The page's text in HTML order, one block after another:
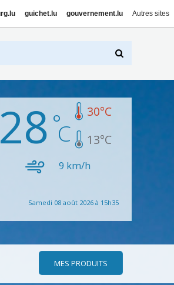
guichet.lu gouvernement.lu Autres sites
28 30°C
13°C
9 km/h
Samedi 08 août 2026 à 15h35
MES PRODUITS